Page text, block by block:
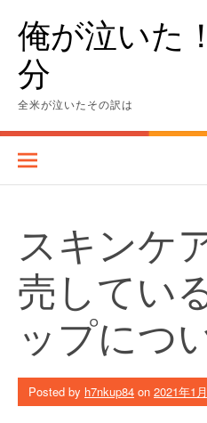
content俺が泣いた
分
全米が泣いたその訳は
スキンケ
売してい
ップにつ
Posted by h7nkup84 on 2021年1